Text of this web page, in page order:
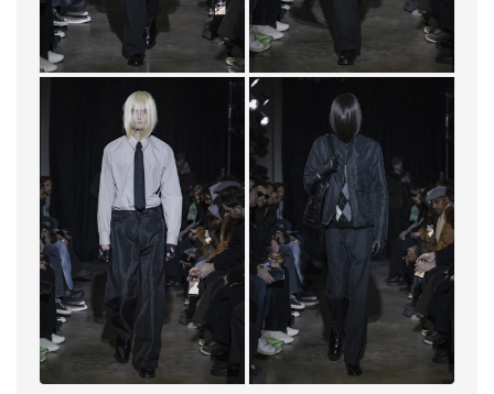
Esse enfoque estrutural permite que a emoção
atravesse materiais e posturas, com superfícies que
espelham profundezas de luto marcadas pela água,
sugerindo que os próprios materiais foram alterados
pela passagem do tempo e da dor. Nessa ausência de
futuridade, a coleção encontra sentido na disciplina da
continuidade e no gesto de preservar o que foi herdado,
sem buscar um desfecho final.